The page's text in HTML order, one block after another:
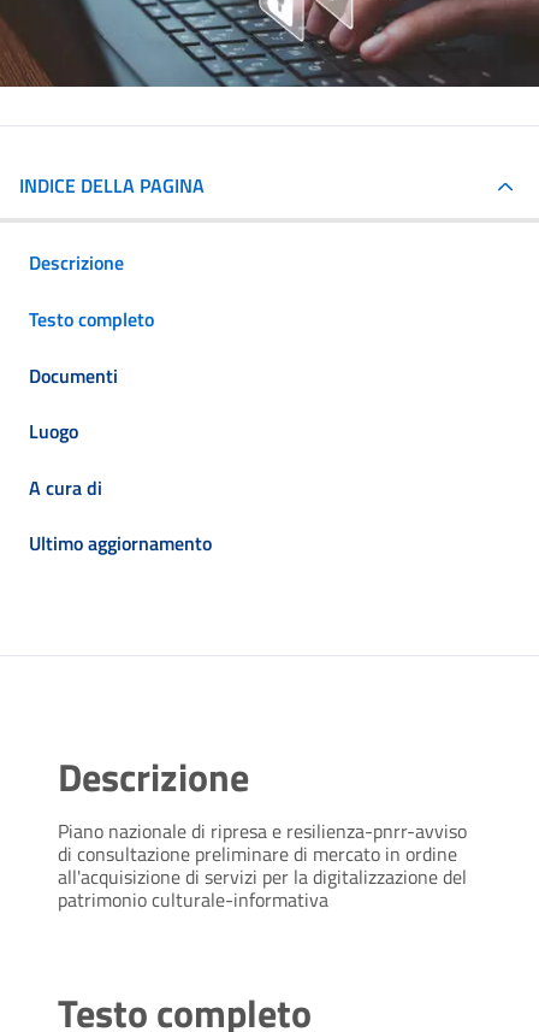
INDICE DELLA PAGINA
Descrizione
Testo completo
Documenti
Luogo
A cura di
Ultimo aggiornamento
Descrizione
Piano nazionale di ripresa e resilienza-pnrr-avviso
di consultazione preliminare di mercato in ordine
all'acquisizione di servizi per la digitalizzazione del
patrimonio culturale-informativa
Testo completo